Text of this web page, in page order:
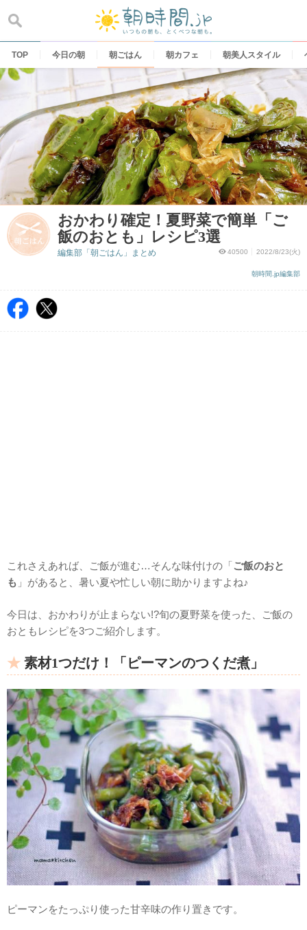
content
TOP 今日の朝 朝ごはん 朝カフェ 朝美人スタイル
おかわり確定！夏野菜で簡単「ご
飯のおとも」レシピ3選
40500 2022/8/23(火)
朝時間.jp編集部
編集部「朝ごはん」まとめ
これさえあれば、ご飯が進む…そんな味付けの「ご飯のおと
も 」があると、暑い夏や忙しい朝に助かりますよね♪
今日は、おかわりが止まらない!?旬の夏野菜を使った、ご飯の
おともレシピを3つご紹介します。
素材1つだけ！「ピーマンのつくだ煮」
ピーマンをたっぷり使った甘辛味の作り置きです。